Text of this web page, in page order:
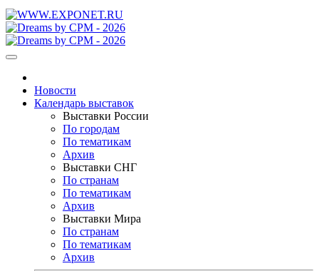
Новости
Календарь выставок
Выставки России
По городам
По тематикам
Архив
Выставки СНГ
По странам
По тематикам
Архив
Выставки Мира
По странам
По тематикам
Архив